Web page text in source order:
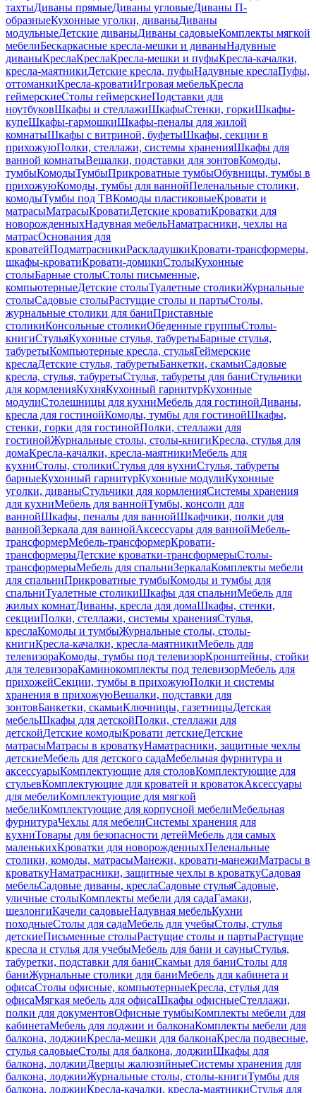
тахтыДиваны прямыеДиваны угловыеДиваны П-
образныеКухонные уголки, диваныДиваны
модульныеДетские диваныДиваны садовыеКомплекты мягкой
мебелиБескаркасные кресла-мешки и диваныНадувные
диваныКреслаКреслаКресла-мешки и пуфыКресла-качалки,
кресла-маятникиДетские кресла, пуфыНадувные креслаПуфы,
оттоманкиКресла-кроватиИгровая мебельКресла
геймерскиеСтолы геймерскиеПодставки для
ноутбуковШкафы и стеллажиШкафыСтенки, горкиШкафы-
купеШкафы-гармошкиШкафы-пеналы для жилой
комнатыШкафы с витриной, буфетыШкафы, секции в
прихожуюПолки, стеллажи, системы храненияШкафы для
ванной комнатыВешалки, подставки для зонтовКомоды,
тумбыКомодыТумбыПрикроватные тумбыОбувницы, тумбы в
прихожуюКомоды, тумбы для ваннойПеленальные столики,
комодыТумбы под ТВКомоды пластиковыеКровати и
матрасыМатрасыКроватиДетские кроватиКроватки для
новорожденныхНадувная мебельНаматрасники, чехлы на
матрасОснования для
кроватейПодматрасникиРаскладушкиКровати-трансформеры,
шкафы-кроватиКровати-домикиСтолыКухонные
столыБарные столыСтолы письменные,
компьютерныеДетские столыТуалетные столикиЖурнальные
столыСадовые столыРастущие столы и партыСтолы,
журнальные столики для баниПриставные
столикиКонсольные столикиОбеденные группыСтолы-
книгиСтульяКухонные стулья, табуретыБарные стулья,
табуретыКомпьютерные кресла, стульяГеймерские
креслаДетские стулья, табуретыБанкетки, скамьиСадовые
кресла, стулья, табуретыСтулья, табуреты для баниСтульчики
для кормленияКухняКухонный гарнитурКухонные
модулиСтолешницы для кухниМебель для гостинойДиваны,
кресла для гостинойКомоды, тумбы для гостинойШкафы,
стенки, горки для гостинойПолки, стеллажи для
гостинойЖурнальные столы, столы-книгиКресла, стулья для
домаКресла-качалки, кресла-маятникиМебель для
кухниСтолы, столикиСтулья для кухниСтулья, табуреты
барныеКухонный гарнитурКухонные модулиКухонные
уголки, диваныСтульчики для кормленияСистемы хранения
для кухниМебель для ваннойТумбы, консоли для
ваннойШкафы, пеналы для ваннойШкафчики, полки для
ваннойЗеркала для ваннойАксессуары для ваннойМебель-
трансформерМебель-трансформерКровати-
трансформерыДетские кроватки-трансформерыСтолы-
трансформерыМебель для спальниЗеркалаКомплекты мебели
для спальниПрикроватные тумбыКомоды и тумбы для
спальниТуалетные столикиШкафы для спальниМебель для
жилых комнатДиваны, кресла для домаШкафы, стенки,
секцииПолки, стеллажи, системы храненияСтулья,
креслаКомоды и тумбыЖурнальные столы, столы-
книгиКресла-качалки, кресла-маятникиМебель для
телевизораКомоды, тумбы под телевизорКронштейны, стойки
для телевизораКаминокомплекты под телевизорМебель для
прихожейСекции, тумбы в прихожуюПолки и системы
хранения в прихожуюВешалки, подставки для
зонтовБанкетки, скамьиКлючницы, газетницыДетская
мебельШкафы для детскойПолки, стеллажи для
детскойДетские комодыКровати детскиеДетские
матрасыМатрасы в кроваткуНаматрасники, защитные чехлы
детскиеМебель для детского садаМебельная фурнитура и
аксессуарыКомплектующие для столовКомплектующие для
стульевКомплектующие для кроватей и кроватокАксессуары
для мебелиКомплектующие для мягкой
мебелиКомплектующие для корпусной мебелиМебельная
фурнитураЧехлы для мебелиСистемы хранения для
кухниТовары для безопасности детейМебель для самых
маленькихКроватки для новорожденныхПеленальные
столики, комоды, матрасыМанежи, кровати-манежиМатрасы в
кроваткуНаматрасники, защитные чехлы в кроваткуСадовая
мебельСадовые диваны, креслаСадовые стульяСадовые,
уличные столыКомплекты мебели для садаГамаки,
шезлонгиКачели садовыеНадувная мебельКухни
походныеСтолы для садаМебель для учебыСтолы, стулья
детскиеПисьменные столыРастущие столы и партыРастущие
кресла и стулья для учебыМебель для бани и сауныСтулья,
табуретки, подставки для баниСкамьи для баниСтолы для
баниЖурнальные столики для баниМебель для кабинета и
офисаСтолы офисные, компьютерныеКресла, стулья для
офисаМягкая мебель для офисаШкафы офисныеСтеллажи,
полки для документовОфисные тумбыКомплекты мебели для
кабинетаМебель для лоджии и балконаКомплекты мебели для
балкона, лоджииКресла-мешки для балконаКресла подвесные,
стулья садовыеСтолы для балкона, лоджииШкафы для
балкона, лоджииДверцы жалюзийныеСистемы хранения для
балкона, лоджииЖурнальные столы, столы-книгиТумбы для
балкона, лоджииКресла-качалки, кресла-маятникиСтулья для